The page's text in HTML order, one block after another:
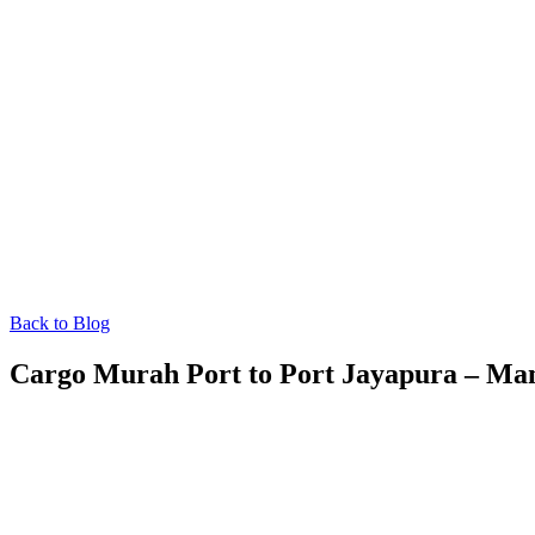
Back to Blog
Cargo Murah Port to Port Jayapura –